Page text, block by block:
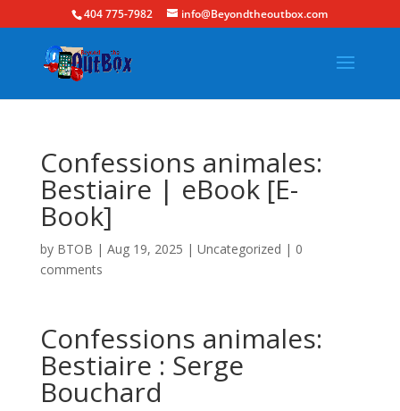
404 775-7982 info@Beyondtheoutbox.com
Confessions animales:
Bestiaire | eBook [E-
Book]
by BTOB | Aug 19, 2025 | Uncategorized | 0
comments
Confessions animales:
Bestiaire : Serge
Bouchard